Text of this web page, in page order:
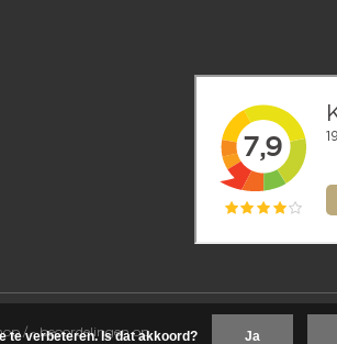
/-beoordelingen op
te verbeteren. Is dat akkoord? Ja